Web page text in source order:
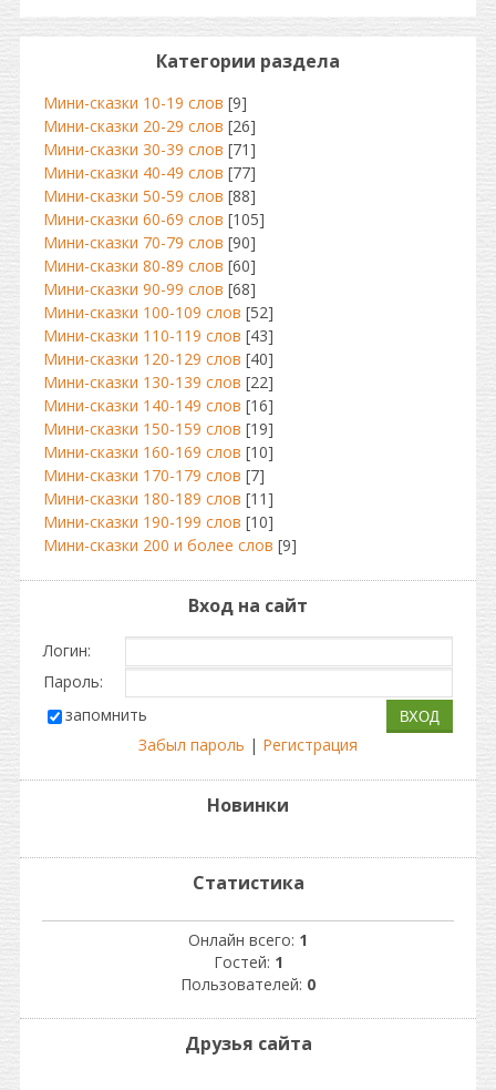
Категории раздела
Мини-сказки 10-19 слов [9]
Мини-сказки 20-29 слов [26]
Мини-сказки 30-39 слов [71]
Мини-сказки 40-49 слов [77]
Мини-сказки 50-59 слов [88]
Мини-сказки 60-69 слов [105]
Мини-сказки 70-79 слов [90]
Мини-сказки 80-89 слов [60]
Мини-сказки 90-99 слов [68]
Мини-сказки 100-109 слов [52]
Мини-сказки 110-119 слов [43]
Мини-сказки 120-129 слов [40]
Мини-сказки 130-139 слов [22]
Мини-сказки 140-149 слов [16]
Мини-сказки 150-159 слов [19]
Мини-сказки 160-169 слов [10]
Мини-сказки 170-179 слов [7]
Мини-сказки 180-189 слов [11]
Мини-сказки 190-199 слов [10]
Мини-сказки 200 и более слов [9]
Вход на сайт
Логин:
Пароль:
запомнить
Забыл пароль | Регистрация
Новинки
Статистика
Онлайн всего: 1
Гостей: 1
Пользователей: 0
Друзья сайта